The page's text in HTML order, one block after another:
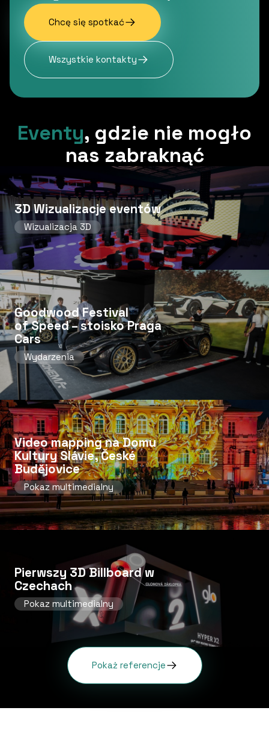
Chcę się spotkać
Wszystkie kontakty
Eventy, gdzie nie mogło
nas zabraknąć
3D Wizualizacje eventów
Wizualizacja 3D
Goodwood Festival
of Speed ​​– stoisko Praga
Cars
Wydarzenia
Video mapping na Domu
Kultury Slávie, České
Budějovice
Pokaz multimedialny
Pierwszy 3D Billboard w
Czechach
Pokaz multimedialny
Pokaż referencje